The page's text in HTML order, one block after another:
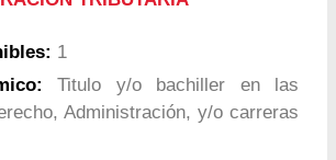
1
Titulo y/o bachiller en las
Administración, y/o carreras